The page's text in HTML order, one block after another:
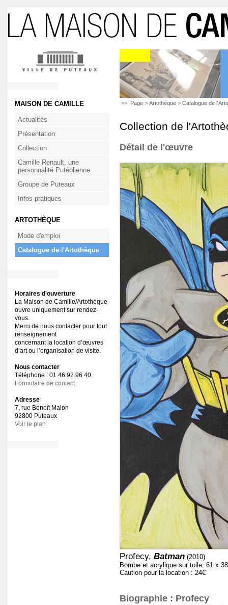
MAISON DE CAMILLE
Actualités
Présentation
Collection
Camille Renault, une
personnalité Putéolienne
Groupe de Puteaux
Infos pratiques
ARTOTHÈQUE
Mode d'emploi
Catalogue de l'Artothèque
Horaires d'ouverture
La Maison de Camille/Artothèque
ouvre uniquement sur rendez-
vous.
Merci de nous contacter pour tout
renseignement
concernant la location d’œuvres
d’art ou l’organisation de visite.
Nous contacter
Téléphone : 01 46 92 96 40
Formulaire de contact
Adresse
7, rue Benoît Malon
92800 Puteaux
Voir le plan
>> Page > Artothèque > Catalogue de
Collection de
Détail de l'œuvre
Profecy, Batman (2010)
Bombe et acrylique sur toile, 61 x
Caution pour la location : 24€
Biographie : Profecy